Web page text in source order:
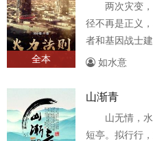
全本
两次灾变
径不再是正义
者和基因战士
束，第三次灾
如水意
山渐青
山无情，
短亭。拟行行